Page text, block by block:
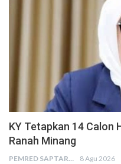
KY Tetapkan 14 Calon
Ranah Minang
PEMRED SAPTARIUS 8 Agu 2026